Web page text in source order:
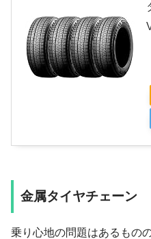
金属タイヤチェーン
乗り心地の問題はあるもの